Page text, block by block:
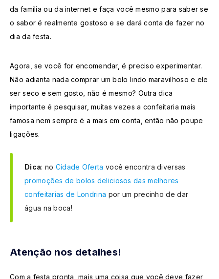
da família ou da internet e faça você mesmo para saber se
o sabor é realmente gostoso e se dará conta de fazer no
dia da festa.
Agora, se você for encomendar, é preciso experimentar.
Não adianta nada comprar um bolo lindo maravilhoso e ele
ser seco e sem gosto, não é mesmo? Outra dica
importante é pesquisar, muitas vezes a confeitaria mais
famosa nem sempre é a mais em conta, então não poupe
ligações.
Dica: no Cidade Oferta você encontra diversas
promoções de bolos deliciosos das melhores
confeitarias de Londrina por um precinho de dar
água na boca!
Atenção nos detalhes!
Com a festa pronta, mais uma coisa que você deve fazer